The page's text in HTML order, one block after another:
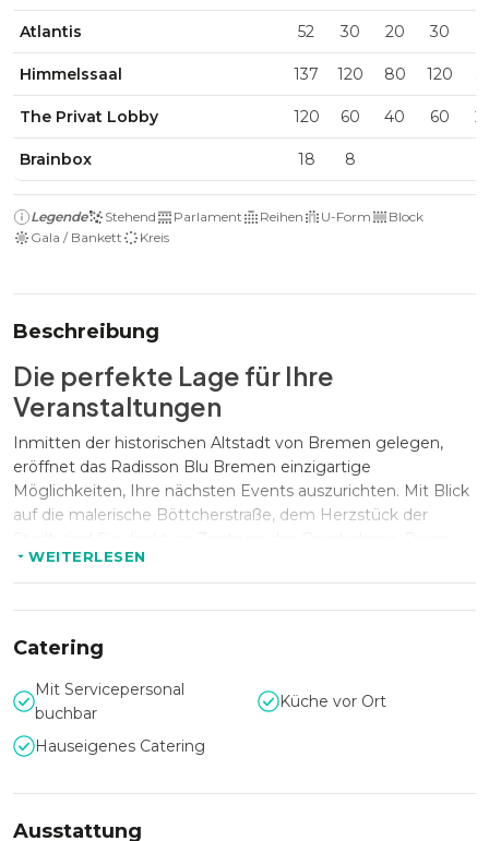
Atlantis 52 30 20 30
Himmelssaal 137 120 80 120
The Privat Lobby 120 60 40 60
Brainbox 18 8
Legende Stehend Parlament Reihen U-Form
Block
Gala / Bankett
Kreis
Beschreibung
Die perfekte Lage für Ihre
Veranstaltungen
Inmitten der historischen Altstadt von Bremen gelegen,
eröffnet das Radisson Blu Bremen einzigartige
Möglichkeiten, Ihre nächsten Events auszurichten. Mit Blick
auf die malerische Böttcherstraße, dem Herzstück der
ideale Lage erstreckt sich zwischen der Weser und dem
Marktplatz und ermöglicht es Ihnen, das pulsierende Leben
von Bremen in vollen Zügen zu erleben.
Großzügige Kapazität für jedes
Event
Mit 235 stilvollen Zimmern und Suiten bietet das Radisson
Zimmer ist mit Annehmlichkeiten wie kostenlosen
WEITERLESEN
Catering
Mit Servicepersonal
buchbar
Küche vor Ort
Hauseigenes Catering
Ausstattung